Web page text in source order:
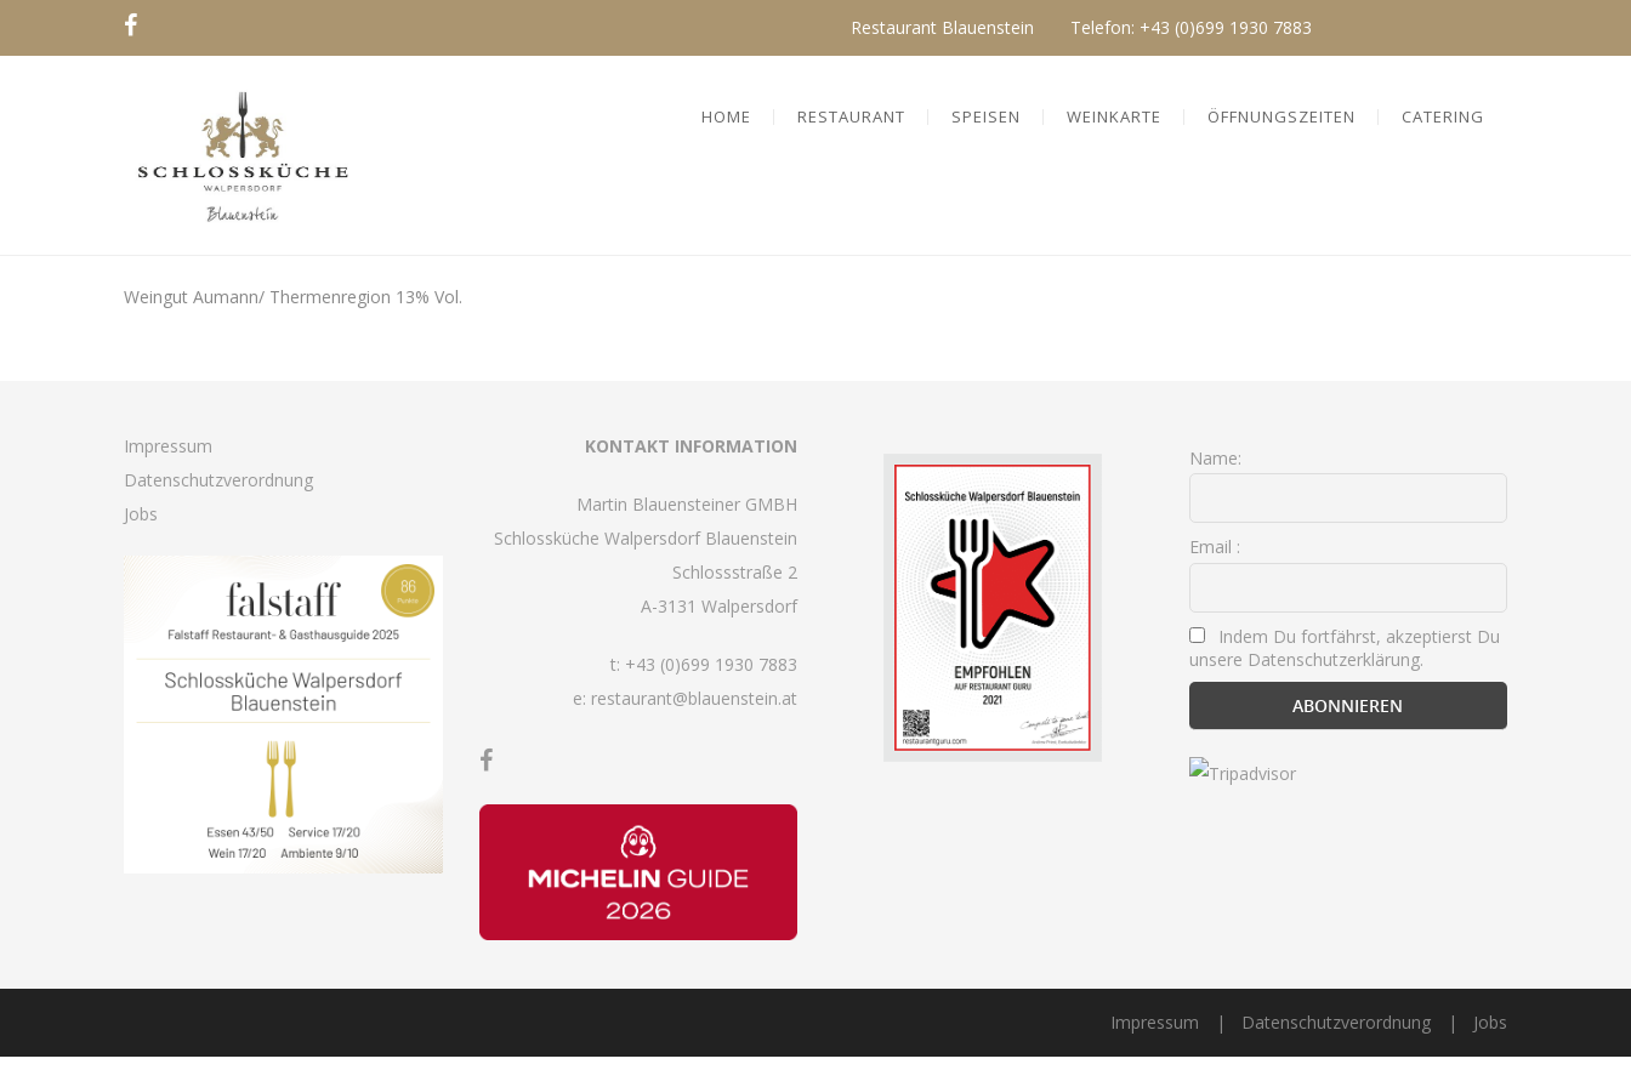
Restaurant Blauenstein Telefon: +43 (0)699 1930 7883
HOME RESTAURANT SPEISEN WEINKARTE ÖFFNUNGSZEITEN CATERING
Weingut Aumann/ Thermenregion 13% Vol.
Impressum
Datenschutzverordnung
Jobs
KONTAKT INFORMATION
Martin Blauensteiner GMBH
Schlossküche Walpersdorf Blauenstein
Schlossstraße 2
A-3131 Walpersdorf
t: +43 (0)699 1930 7883
e: restaurant@blauenstein.at
Name:
Email :
Indem Du fortfährst, akzeptierst Du
unsere Datenschutzerklärung.
Impressum Datenschutzverordnung Jobs